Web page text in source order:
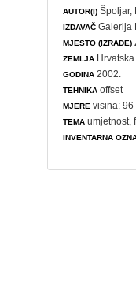
AUTOR(I) Špoljar,
IZDAVAČ Galerija
MJESTO (IZRADE)
ZEMLJA Hrvatska
GODINA 2002.
TEHNIKA offset
MJERE visina: 96
TEMA umjetnost ,
INVENTARNA